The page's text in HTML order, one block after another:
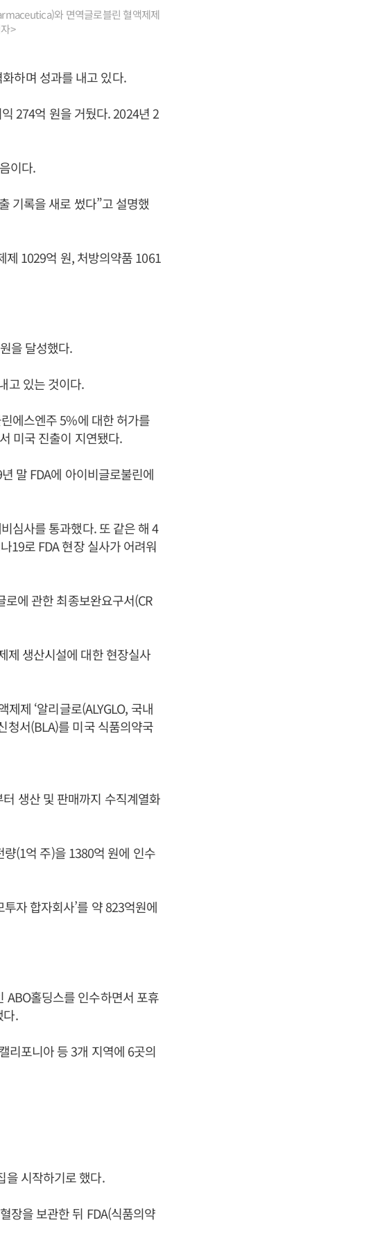
와 면역글로블린 혈액제제
>
하며 성과를 내고 있다.
274억 원을 거뒀다. 2024년 2
이다.
기록을 새로 썼다”고 설명했
제 1029억 원, 처방의약품 1061
을 달성했다.
고 있는 것이다.
에스엔주 5%에 대한 허가를
미국 진출이 지연됐다.
말 FDA에 아이비글로불린에
심사를 통과했다. 또 같은 해 4
19로 FDA 현장 실사가 어려워
에 관한 최종보완요구서(CR
제 생산시설에 대한 현장실사
제 ‘알리글로(ALYGLO, 국내
청서(BLA)를 미국 식품의약국
생산 및 판매까지 수직계열화
(1억 주)을 1380억 원에 인수
자 합자회사’를 약 823억원에
ABO홀딩스를 인수하면서 포휴
다.
리포니아 등 3개 지역에 6곳의
을 시작하기로 했다.
장을 보관한 뒤 FDA(식품의약